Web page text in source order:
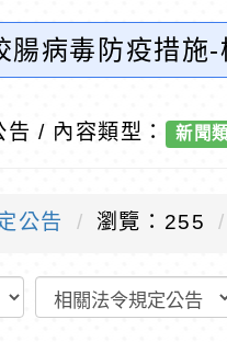
腸病毒防疫措施
/ 內容類型： 新聞
公告 瀏覽：255